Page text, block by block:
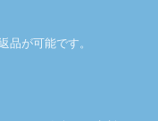
が可能です。